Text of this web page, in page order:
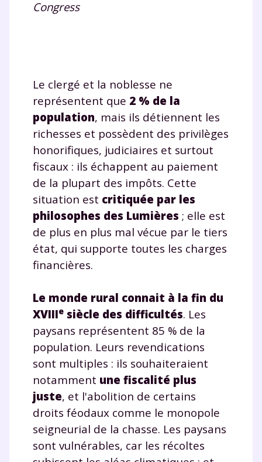
Congress
Le clergé et la noblesse ne
représentent que 2 % de la
population, mais ils détiennent les
richesses et possèdent des privilèges
honorifiques, judiciaires et surtout
fiscaux : ils échappent au paiement
de la plupart des impôts. Cette
situation est critiquée par les
philosophes des Lumières ; elle est
de plus en plus mal vécue par le tiers
état, qui supporte toutes les charges
financières.
Le monde rural connait à la fin du
XVIIIe siècle des difficultés. Les
paysans représentent 85 % de la
population. Leurs revendications
sont multiples : ils souhaiteraient
notamment une fiscalité plus
juste, et l'abolition de certains
droits féodaux comme le monopole
seigneurial de la chasse. Les paysans
sont vulnérables, car les récoltes